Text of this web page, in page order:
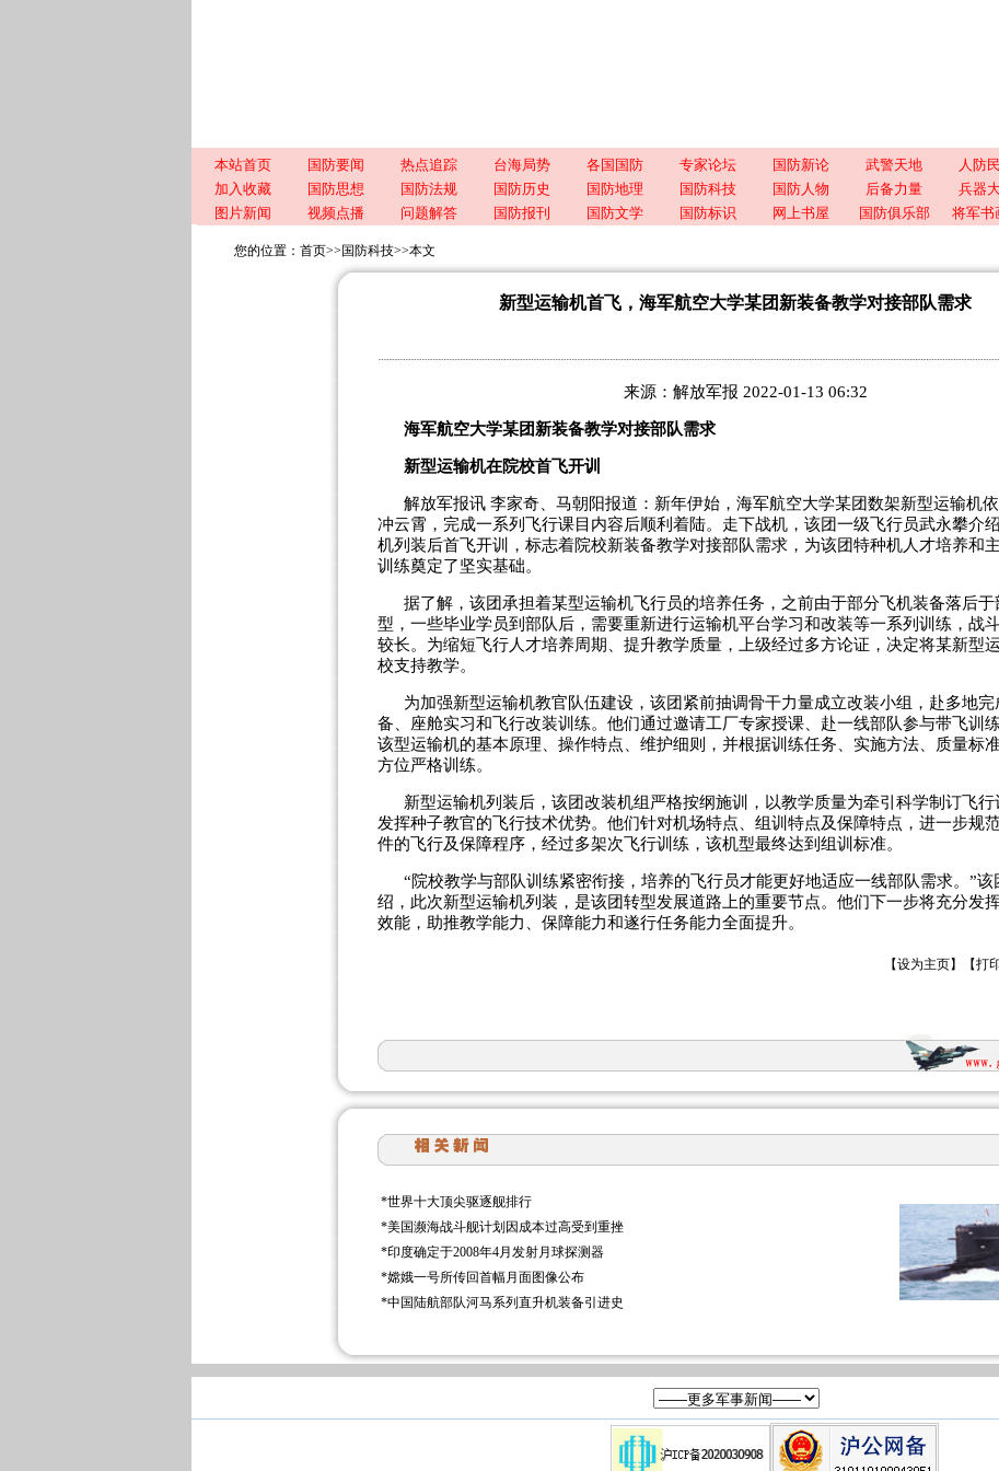
本站首页 国防要闻 热点追踪 台海局势 各国国防 专家论坛 国防新论 武警天地 人防
加入收藏
国防思想 国防法规 国防历史 国防地理 国防科技 国防人物 后备力量 兵器
图片新闻
视频点播 问题解答 国防报刊 国防文学 国防标识 网上书屋 国防俱乐部 将军书
您的位置： 首页>> 国防科技>>本文
新型运输机首飞，海军航空大学某团新装备教学对接部队需求
来源：解放军报 2022-01-13 06:32
海军航空大学某团新装备教学对接部队需求
新型运输机在院校首飞开训
解放军报讯 李家奇、马朝阳报道：新年伊始，海军航空大学某团数架新型运输机
冲云霄，完成一系列飞行课目内容后顺利着陆。走下战机，该团一级飞行员武永攀介
机列装后首飞开训，标志着院校新装备教学对接部队需求，为该团特种机人才培养和
训练奠定了坚实基础。
据了解，该团承担着某型运输机飞行员的培养任务，之前由于部分飞机装备落后于
型，一些毕业学员到部队后，需要重新进行运输机平台学习和改装等一系列训练，战
较长。为缩短飞行人才培养周期、提升教学质量，上级经过多方论证，决定将某新型
校支持教学。
为加强新型运输机教官队伍建设，该团紧前抽调骨干力量成立改装小组，赴多地完
备、座舱实习和飞行改装训练。他们通过邀请工厂专家授课、赴一线部队参与带飞训
该型运输机的基本原理、操作特点、维护细则，并根据训练任务、实施方法、质量标
方位严格训练。
新型运输机列装后，该团改装机组严格按纲施训，以教学质量为牵引科学制订飞行
发挥种子教官的飞行技术优势。他们针对机场特点、组训特点及保障特点，进一步规
件的飞行及保障程序，经过多架次飞行训练，该机型最终达到组训标准。
“院校教学与部队训练紧密衔接，培养的飞行员才能更好地适应一线部队需求。”该
绍，此次新型运输机列装，是该团转型发展道路上的重要节点。他们下一步将充分发
效能，助推教学能力、保障能力和遂行任务能力全面提升。
【设为主页】【打
*世界十大顶尖驱逐舰排行
*美国濒海战斗舰计划因成本过高受到重挫
*印度确定于2008年4月发射月球探测器
*嫦娥一号所传回首幅月面图像公布
*中国陆航部队河马系列直升机装备引进史